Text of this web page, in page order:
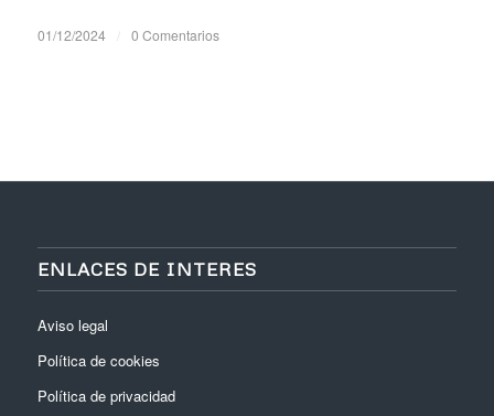
01/12/2024 0 Comentarios
ENLACES DE INTERES
Aviso legal
Política de cookies
Política de privacidad